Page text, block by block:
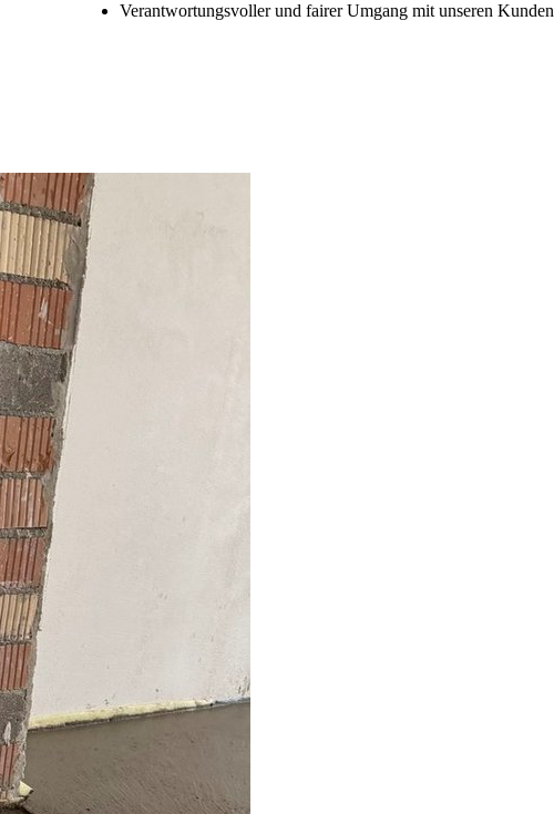
Verantwortungsvoller und fairer Umgang mit unseren Kunden